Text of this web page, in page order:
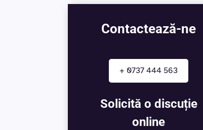
Contactează-ne
+ 0737 444 563
Solicită o discuție
online